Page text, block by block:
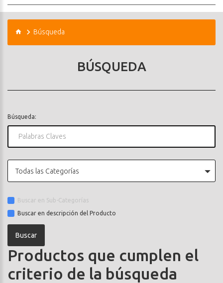
Búsqueda
BÚSQUEDA
Búsqueda:
Todas las Categorías
Buscar en Sub-Categorías
Buscar en descripción del Producto
Productos que cumplen el
criterio de la búsqueda